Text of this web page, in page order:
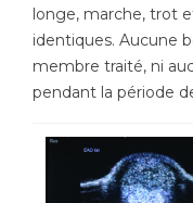
longe, marche, trot
identiques. Aucune
membre traité, ni
pendant la période